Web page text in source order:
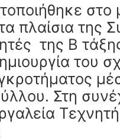
στο
πλαίσια της
της Β
του
Στη